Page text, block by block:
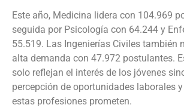
Este año, Medicina lidera con 104.969
seguida por Psicología con 64.244 y
55.519. Las Ingenierías Civiles también
alta demanda con 47.972 postulantes.
solo reflejan el interés de los jóvenes
percepción de oportunidades laborales
estas profesiones prometen.